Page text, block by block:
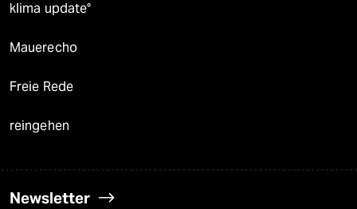
klima update°
Mauerecho
Freie Rede
reingehen
Newsletter